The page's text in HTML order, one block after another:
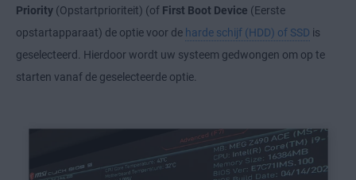
Priority (Opstartprioriteit) (of First Boot Device (Eerste
opstartapparaat) de optie voor de harde schijf (HDD) of SSD is
geselecteerd. Hierdoor wordt uw systeem gedwongen om op te
starten vanaf de geselecteerde optie.